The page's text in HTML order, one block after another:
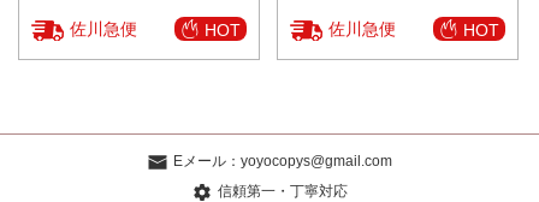
佐川急便 HOT 佐川急便 HOT
Eメール： yoyocopys@gmail.com
信頼第一・丁寧対応